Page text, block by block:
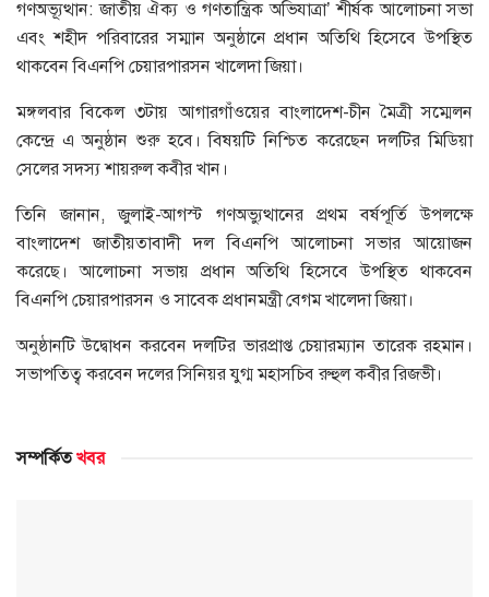
গণঅভ‍্যূত্থান: জাতীয় ঐক্য ও গণতান্ত্রিক অভিযাত্রা’ শীর্ষক আলোচনা সভা
এবং শহীদ পরিবারের সম্মান অনুষ্ঠানে প্রধান অতিথি হিসেবে উপস্থিত
থাকবেন বিএনপি চেয়ারপারসন খালেদা জিয়া।
মঙ্গলবার বিকেল ৩টায় আগারগাঁওয়ের বাংলাদেশ-চীন মৈত্রী সম্মেলন
কেন্দ্রে এ অনুষ্ঠান শুরু হবে। বিষয়টি নিশ্চিত করেছেন দলটির মিডিয়া
সেলের সদস্য শায়রুল কবীর খান।
তিনি জানান, জুলাই-আগস্ট গণঅভ্যুত্থানের প্রথম বর্ষপূর্তি উপলক্ষে
বাংলাদেশ জাতীয়তাবাদী দল বিএনপি আলোচনা সভার আয়োজন
করেছে। আলোচনা সভায় প্রধান অতিথি হিসেবে উপস্থিত থাকবেন
বিএনপি চেয়ারপারসন ও সাবেক প্রধানমন্ত্রী বেগম খালেদা জিয়া।
অনুষ্ঠানটি উদ্বোধন করবেন দলটির ভারপ্রাপ্ত চেয়ারম্যান তারেক রহমান।
সভাপতিত্ব করবেন দলের সিনিয়র যুগ্ম মহাসচিব রুহুল কবীর রিজভী।
সম্পর্কিতখবর